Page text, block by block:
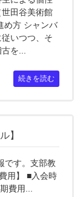
田谷美術館
め方 シャンバ
いつつ、そ
を...
続きを読む
】
です。支部教
用】 ■入会時
費用...